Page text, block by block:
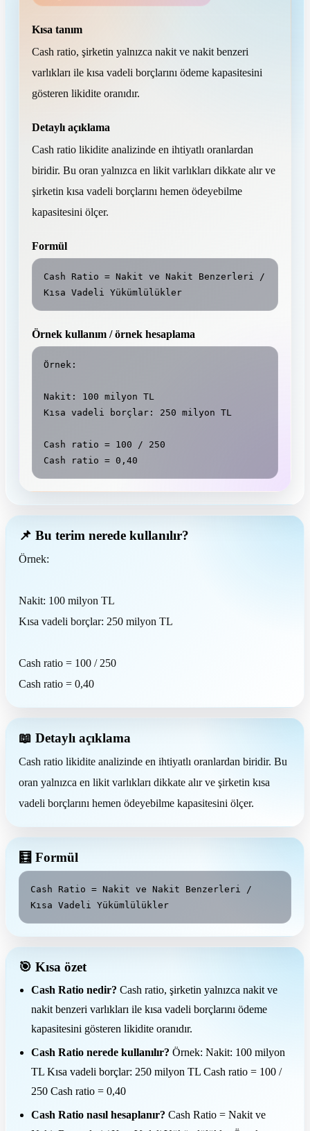
Kısa tanım
Cash ratio, şirketin yalnızca nakit ve nakit benzeri
varlıkları ile kısa vadeli borçlarını ödeme kapasitesini
gösteren likidite oranıdır.
Detaylı açıklama
Cash ratio likidite analizinde en ihtiyatlı oranlardan
biridir. Bu oran yalnızca en likit varlıkları dikkate alır ve
şirketin kısa vadeli borçlarını hemen ödeyebilme
kapasitesini ölçer.
Formül
Cash Ratio = Nakit ve Nakit Benzerleri /
Kısa Vadeli Yükümlülükler
Örnek kullanım / örnek hesaplama
Örnek:
Nakit: 100 milyon TL
Kısa vadeli borçlar: 250 milyon TL
Cash ratio = 100 / 250
Cash ratio = 0,40
📌 Bu terim nerede kullanılır?
Örnek:
Nakit: 100 milyon TL
Kısa vadeli borçlar: 250 milyon TL
Cash ratio = 100 / 250
Cash ratio = 0,40
📖 Detaylı açıklama
Cash ratio likidite analizinde en ihtiyatlı oranlardan biridir. Bu
oran yalnızca en likit varlıkları dikkate alır ve şirketin kısa
vadeli borçlarını hemen ödeyebilme kapasitesini ölçer.
🧮 Formül
Cash Ratio = Nakit ve Nakit Benzerleri /
Kısa Vadeli Yükümlülükler
🎯 Kısa özet
Cash Ratio nedir? Cash ratio, şirketin yalnızca nakit ve
nakit benzeri varlıkları ile kısa vadeli borçlarını ödeme
kapasitesini gösteren likidite oranıdır.
Cash Ratio nerede kullanılır? Örnek: Nakit: 100 milyon
TL Kısa vadeli borçlar: 250 milyon TL Cash ratio = 100 /
250 Cash ratio = 0,40
Cash Ratio nasıl hesaplanır? Cash Ratio = Nakit ve